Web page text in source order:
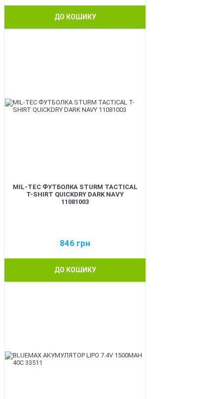
ДО КОШИКУ
MIL-TEC ФУТБОЛКА STURM TACTICAL
T-SHIRT QUICKDRY DARK NAVY
11081003
846 грн
ДО КОШИКУ